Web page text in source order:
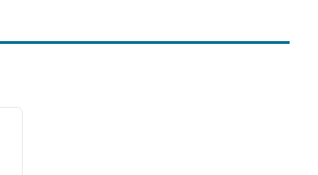
следующее изображение